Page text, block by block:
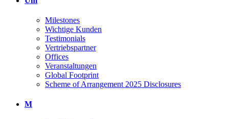
Milestones
Wichtige Kunden
Testimonials
Vertriebspartner
Offices
Veranstaltungen
Global Footprint
Scheme of Arrangement 2025 Disclosures
M